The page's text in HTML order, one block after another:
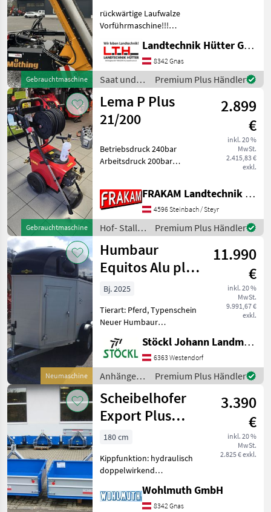
Gebrauchtmaschine
rückwärtige Laufwalze
Vorführmaschine!!!
hochfestem Feinkornstahl
S700MC für ein niedriges
Eigengewicht bei extremer
Festigkeit • Heckanb
Landtechnik Hütter GmbH & Co KG
8342 Gnas
Saat und
Pflege /
Müthing
Premium Plus Händler
Gebrauchtmaschine
Lema P Plus
21/200
2.899
€
inkl. 20 %
MwSt.
2.415,83 €
exkl.
Betriebsdruck 240bar
Arbeitsdruck 200bar
Umdrehung Pumpe
1.450U/min Spannung 400V
E-Motor 9, 4kW
Hochdruckschla
FRAKAM Landtechnik GmbH
4596 Steinbach / Steyr
Hof- Stall-
und
Weidetechnik
/ Lema
Premium Plus Händler
Neumaschine
Humbaur
Equitos Alu plus
2400
11.990
€
inkl. 20 %
MwSt.
9.991,67 €
exkl.
Bj. 2025
Tierart: Pferd, Typenschein
Neuer Humbaur
Alu plus 2400, EquiDrive
Fahrwerk mit
Radstossdämpfer,
Aluboden mit
Gummiboden, mit
Seitentrittschutz
Stöckl Johann Landmaschinen GesmbH & Co KG
6363 Westendorf
Anhänger /
Humbaur
Premium Plus Händler
Scheibelhofer
Export Plus
200/2000 Twin
(DW)
3.390
€
inkl. 20 %
MwSt.
2.825 € exkl.
180 cm
Kippfunktion: hydraulisch
doppelwirkend
Kipptransporter Export ECO
Wohlmuth GmbH
8342 Gnas